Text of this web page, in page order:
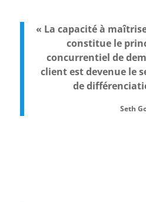
« La capacité à
constitue le
concurrentiel de
client est devenue le
de
Seth